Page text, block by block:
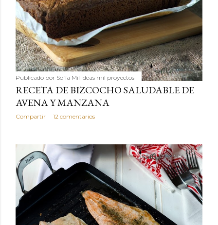
Publicado por Sofía Mil ideas mil proyectos
RECETA DE BIZCOCHO SALUDABLE DE
AVENA Y MANZANA
Compartir 12 comentarios